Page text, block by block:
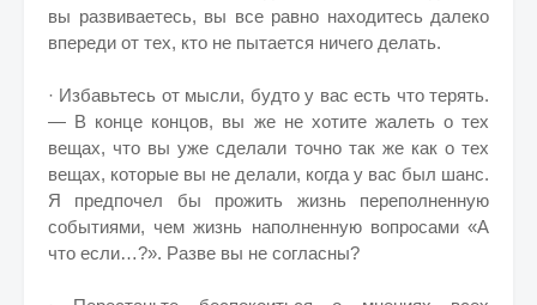
вы развиваетесь, вы все равно находитесь далеко
впереди от тех, кто не пытается ничего делать.
· Избавьтесь от мысли, будто у вас есть что терять.
— В конце концов, вы же не хотите жалеть о тех
вещах, что вы уже сделали точно так же как о тех
вещах, которые вы не делали, когда у вас был шанс.
Я предпочел бы прожить жизнь переполненную
событиями, чем жизнь наполненную вопросами «А
что если…?». Разве вы не согласны?